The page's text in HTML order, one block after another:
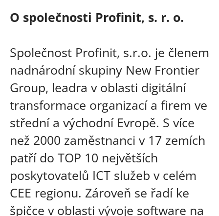
O společnosti Profinit, s. r. o.
Společnost Profinit, s.r.o. je členem
nadnárodní skupiny New Frontier
Group, leadra v oblasti digitální
transformace organizací a firem ve
střední a východní Evropě. S více
než 2000 zaměstnanci v 17 zemích
patří do TOP 10 největších
poskytovatelů ICT služeb v celém
CEE regionu. Zároveň se řadí ke
špičce v oblasti vývoje software na